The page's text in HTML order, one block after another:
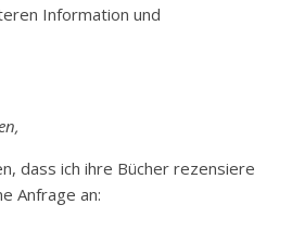
Information und
dass ich ihre Bücher rezensiere
Anfrage an: